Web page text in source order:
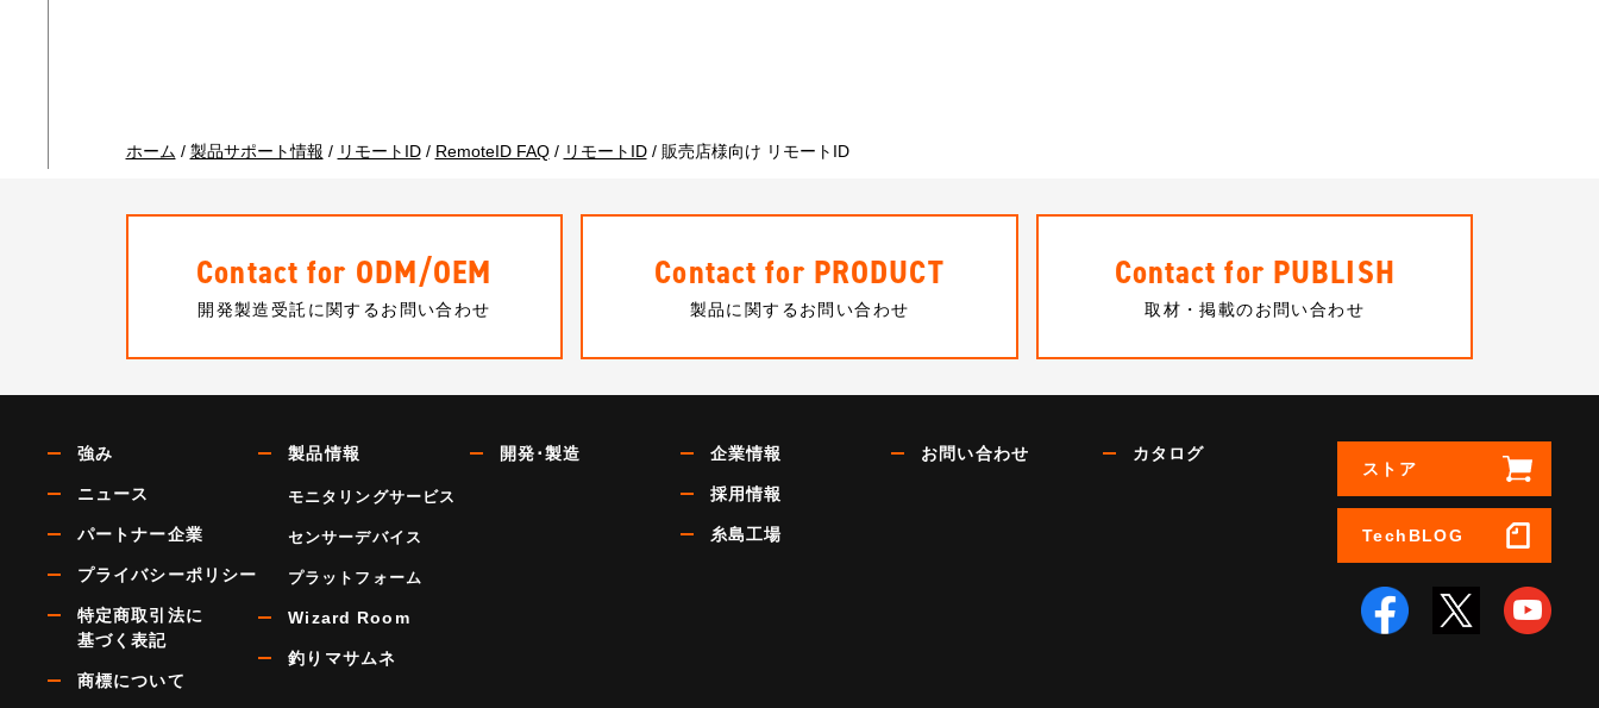
ホーム / 製品サポート情報 / リモートID/ RemoteID FAQ/ リモートID/ 販売店様向け リモートID
Contact for ODM/OEM
開発製造受託に関するお問い合わせ
Contact for PRODUCT
製品に関するお問い合わせ
Contact for PUBLISH
取材・掲載のお問い合わせ
強み
ニュース
パートナー企業
プライバシーポリシー
特定商取引法に
基づく表記
商標について
製品情報
モニタリングサービス
センサーデバイス
プラットフォーム
Wizard Room
釣りマサムネ
開発･製造 企業情報
採用情報
糸島工場
お問い合わせ
カタログ
ストア
TechBLOG